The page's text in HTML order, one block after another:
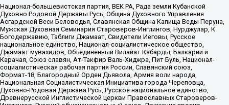
Национал-большевистская партия, ВЕК РА, Рада земли Кубанской
Духовно Родовой Державы Русь, Община Духовного Управления
Асгардской Веси Беловодья, Славянская Община Капища Веды Перуна,
Мужская Духовная Семинария Староверов-Инглингов, Нурджулар, К
Богодержавию, Таблиги Джамаат, Свидетели Иеговы, Русское
национальное единство, Национал-социалистическое общество,
Джамаат мувахидов, Объединенный Вилайат Кабарды, Балкарии и
Карачая, Союз славян, Ат-Такфир Валь-Хиджра, Пит Буль, Национал-
социалистическая рабочая партия России, Славянский союз,
Формат-18, Благородный Орден Дьявола, Армия воли народа,
Национальная Социалистическая Инициатива города Череповца,
Духовно-Родовая Держава Русь, Русское национальное единство,
Древнерусской Инглистической церкви Православных Староверов-